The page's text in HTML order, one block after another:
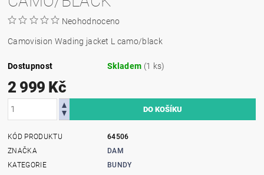
Neohodnoceno
Camovision Wading jacket L camo/black
Dostupnost Skladem (1 ks)
2 999 Kč
KÓD PRODUKTU
64506
ZNAČKA
DAM
KATEGORIE
BUNDY